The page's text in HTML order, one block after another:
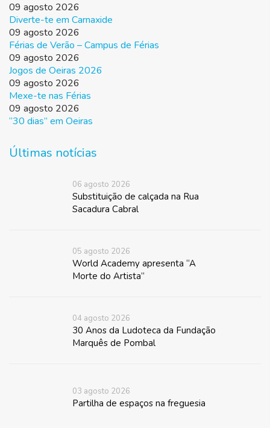
09 agosto 2026
Diverte-te em Carnaxide
09 agosto 2026
Férias de Verão – Campus de Férias
09 agosto 2026
Jogos de Oeiras 2026
09 agosto 2026
Mexe-te nas Férias
09 agosto 2026
“30 dias” em Oeiras
Últimas notícias
06 agosto 2026
Substituição de calçada na Rua
Sacadura Cabral
05 agosto 2026
World Academy apresenta “A
Morte do Artista”
04 agosto 2026
30 Anos da Ludoteca da Fundação
Marquês de Pombal
03 agosto 2026
Partilha de espaços na freguesia